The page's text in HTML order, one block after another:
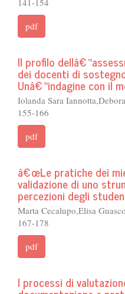
pdf
Il profilo
dei docenti di
Unâ€™indagine con il
Iolanda Sara
155-166
pdf
â€œLe pratiche dei
validazione di uno
percezioni degli
Marta Cecalupo,Elisa
167-178
pdf
I processi di